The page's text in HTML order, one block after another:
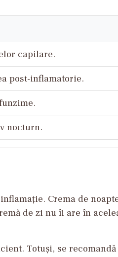
capilare.
post-inflamatorie.
nocturn.
Crema de
de zi nu îi are în
Totuși, se